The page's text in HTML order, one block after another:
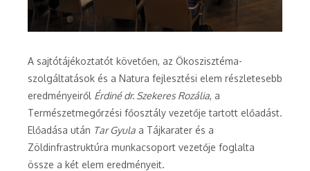
A sajtótájékoztatót követően, az Ökoszisztéma-
szolgáltatások és a Natura fejlesztési elem részletesebb
eredményeiről Érdiné dr. Szekeres Rozália, a
Természetmegőrzési főosztály vezetője tartott előadást.
Előadása után Tar Gyula a Tájkarater és a
Zöldinfrastruktúra munkacsoport vezetője foglalta
össze a két elem eredményeit.